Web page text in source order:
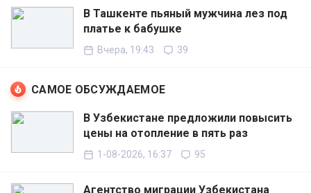
В Ташкенте пьяный мужчина лез под
платье к бабушке
Вчера, 19:43 39
САМОЕ ОБСУЖДАЕМОЕ
В Узбекистане предложили повысить
цены на отопление в пять раз
1-08-2026, 16:37 95
Агентство миграции Узбекистана